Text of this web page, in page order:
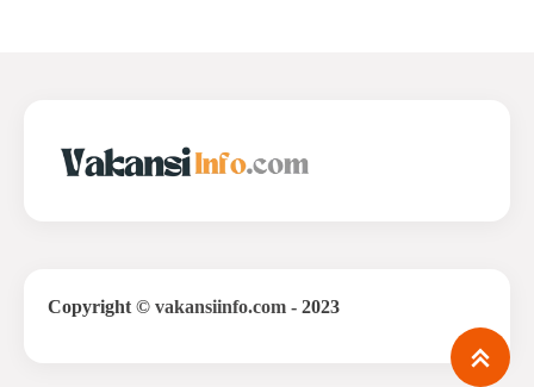
Copyright© vakansiinfo.com - 2023